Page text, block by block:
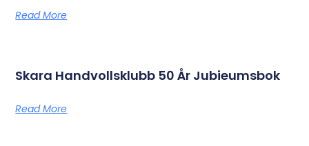
Read More
Skara Handvollsklubb 50 År Jubieumsbok
Read More